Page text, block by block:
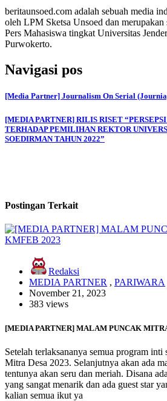
beritaunsoed.com adalah sebuah media
oleh LPM Sketsa Unsoed dan merupakan
Pers Mahasiswa tingkat Universitas
Purwokerto.
Navigasi pos
[Media Partner] Journalism On Serial
[MEDIA PARTNER] RILIS RISET
TERHADAP PEMILIHAN REKTOR
SOEDIRMAN TAHUN 2022”
Postingan Terkait
Redaksi
MEDIA PARTNER , PARIWARA
November 21, 2023
383 views
[MEDIA PARTNER] MALAM PUNCAK
Setelah terlaksananya semua program
Mitra Desa 2023. Selanjutnya akan ada
tentunya akan seru dan meriah. Disana
yang sangat menarik dan ada guest star
kalian semua ikut ya